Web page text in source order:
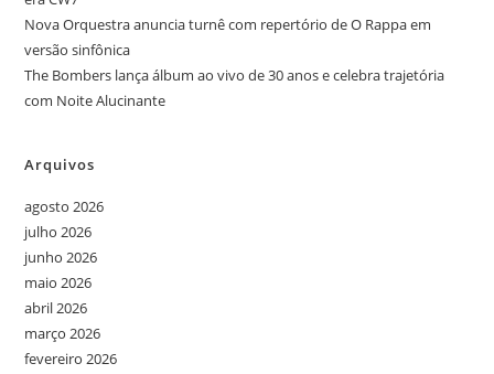
Nova Orquestra anuncia turnê com repertório de O Rappa em
versão sinfônica
The Bombers lança álbum ao vivo de 30 anos e celebra trajetória
com Noite Alucinante
Arquivos
agosto 2026
julho 2026
junho 2026
maio 2026
abril 2026
março 2026
fevereiro 2026